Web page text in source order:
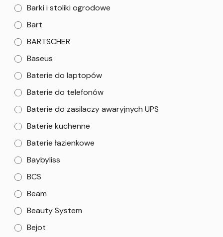
Barki i stoliki ogrodowe
Bart
BARTSCHER
Baseus
Baterie do laptopów
Baterie do telefonów
Baterie do zasilaczy awaryjnych UPS
Baterie kuchenne
Baterie łazienkowe
Baybyliss
BCS
Beam
Beauty System
Bejot